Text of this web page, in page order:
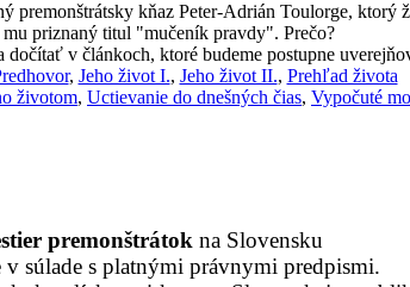
premonštrátsky kňaz Peter-Adrián Toulorge, ktorý
priznaný titul "mučeník pravdy". Prečo?
dočítať v článkoch, ktoré budeme postupne
, Jeho život I., Jeho život II., Prehľad života
životom, Uctievanie do dnešných čias, Vypočuté
premonštrátok na Slovensku
v súlade s platnými právnymi predpismi.